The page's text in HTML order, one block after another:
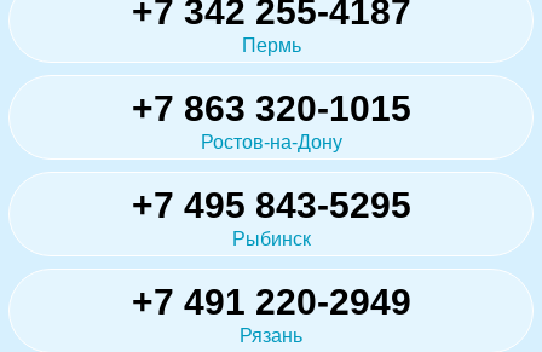
+7 342 255-4187
Пермь
+7 863 320-1015
Ростов-на-Дону
+7 495 843-5295
Рыбинск
+7 491 220-2949
Рязань